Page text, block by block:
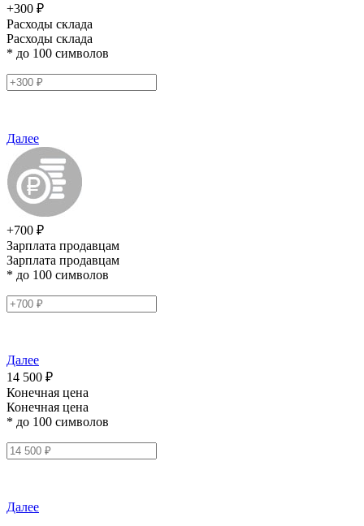
+300 ₽
Расходы склада
Расходы склада
* до 100 символов
Далее
+700 ₽
Зарплата продавцам
Зарплата продавцам
* до 100 символов
Далее
14 500 ₽
Конечная цена
Конечная цена
* до 100 символов
Далее